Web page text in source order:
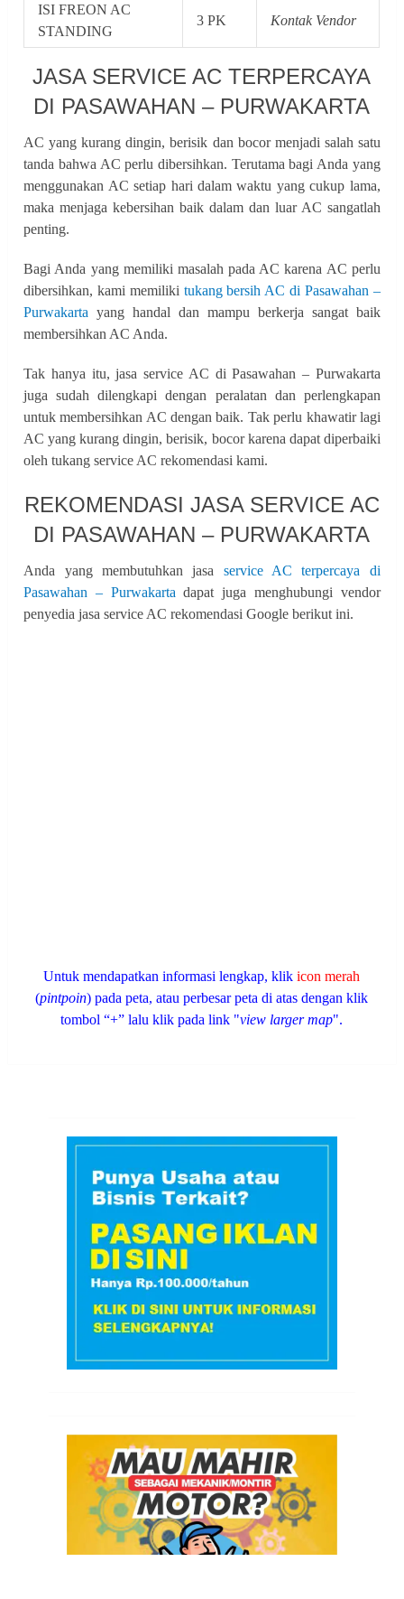
ISI FREON AC
STANDING
3 PK Kontak Vendor
JASA SERVICE AC TERPERCAYA
DI PASAWAHAN – PURWAKARTA
AC yang kurang dingin, berisik dan bocor menjadi salah satu
tanda bahwa AC perlu dibersihkan. Terutama bagi Anda yang
menggunakan AC setiap hari dalam waktu yang cukup lama,
maka menjaga kebersihan baik dalam dan luar AC sangatlah
penting.
Bagi Anda yang memiliki masalah pada AC karena AC perlu
dibersihkan, kami memiliki tukang bersih AC di Pasawahan –
Purwakarta yang handal dan mampu berkerja sangat baik
membersihkan AC Anda.
Tak hanya itu, jasa service AC di Pasawahan – Purwakarta
juga sudah dilengkapi dengan peralatan dan perlengkapan
untuk membersihkan AC dengan baik. Tak perlu khawatir lagi
AC yang kurang dingin, berisik, bocor karena dapat diperbaiki
oleh tukang service AC rekomendasi kami.
REKOMENDASI JASA SERVICE AC
DI PASAWAHAN – PURWAKARTA
Anda yang membutuhkan jasa service AC terpercaya di
Pasawahan – Purwakarta dapat juga menghubungi vendor
penyedia jasa service AC rekomendasi Google berikut ini.
Untuk mendapatkan informasi lengkap, klikicon merah
(pintpoin) pada peta, atau perbesar peta di atas dengan klik
tombol “+” lalu klik pada link "view larger map".